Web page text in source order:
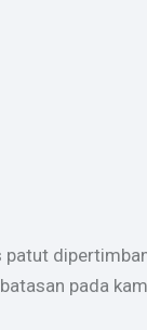
pada